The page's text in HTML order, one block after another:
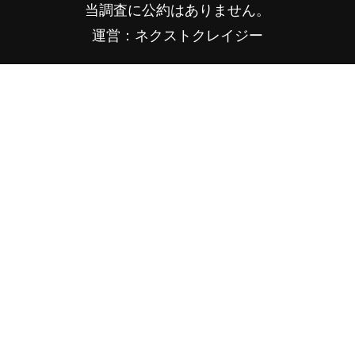
当調査に公約はありません。
運営：ネクストクレイジー